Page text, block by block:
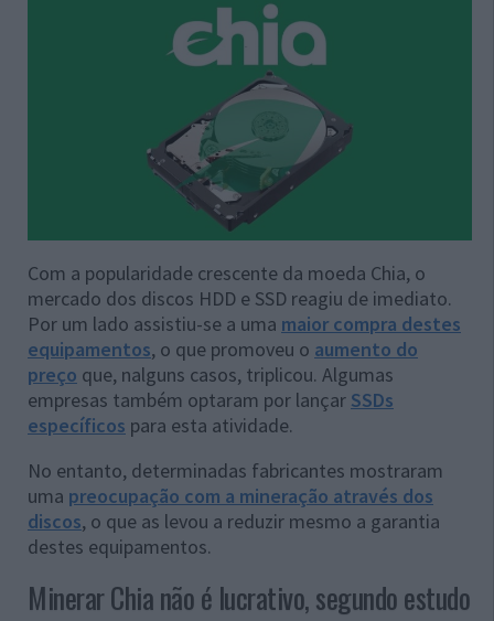
Com a popularidade crescente da moeda Chia, o
mercado dos discos HDD e SSD reagiu de imediato.
Por um lado assistiu-se a uma maior compra destes
equipamentos, o que promoveu o aumento do
preço que, nalguns casos, triplicou. Algumas
empresas também optaram por lançar SSDs
específicos para esta atividade.
No entanto, determinadas fabricantes mostraram
uma preocupação com a mineração através dos
discos, o que as levou a reduzir mesmo a garantia
destes equipamentos.
Minerar Chia não é lucrativo, segundo estudo